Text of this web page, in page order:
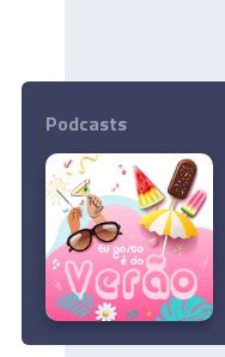
Podcasts